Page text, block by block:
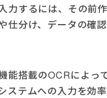
力するには、その前
仕分け、データの確
能搭載のOCRによっ
ステムへの入力を効